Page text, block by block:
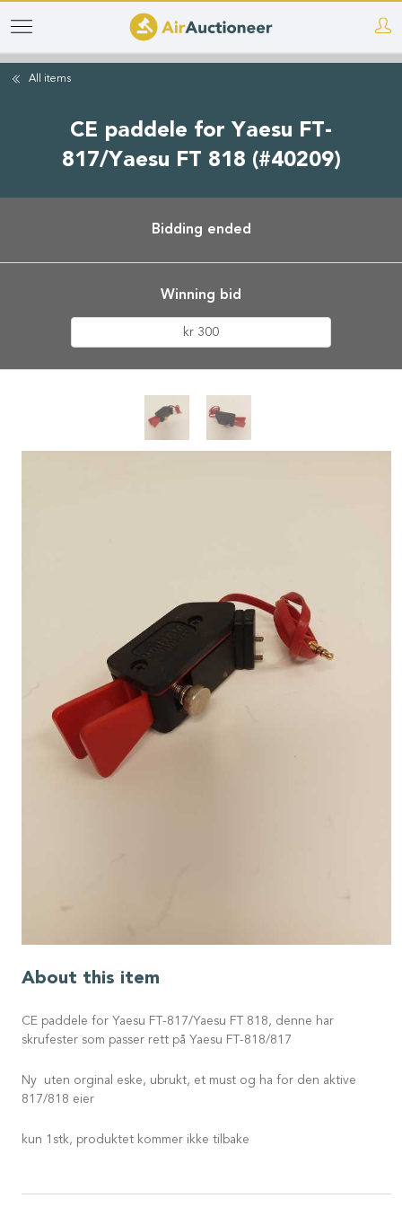
Skip
to
mainAll items
CE paddele for Yaesu FT-
817/Yaesu FT 818 (#40209)
Bidding ended
Winning bid
kr 300
About this item
CE paddele for Yaesu FT-817/Yaesu FT 818, denne har
skrufester som passer rett på Yaesu FT-818/817
Ny uten orginal eske, ubrukt, et must og ha for den aktive
817/818 eier
kun 1stk, produktet kommer ikke tilbake